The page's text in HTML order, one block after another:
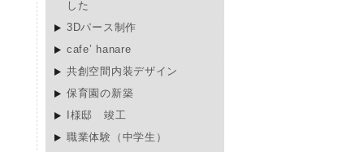
した
3Dパース制作
cafe’ hanare
共創空間内装デザイン
保育園の新築
I様邸 竣工
職業体験（中学生）